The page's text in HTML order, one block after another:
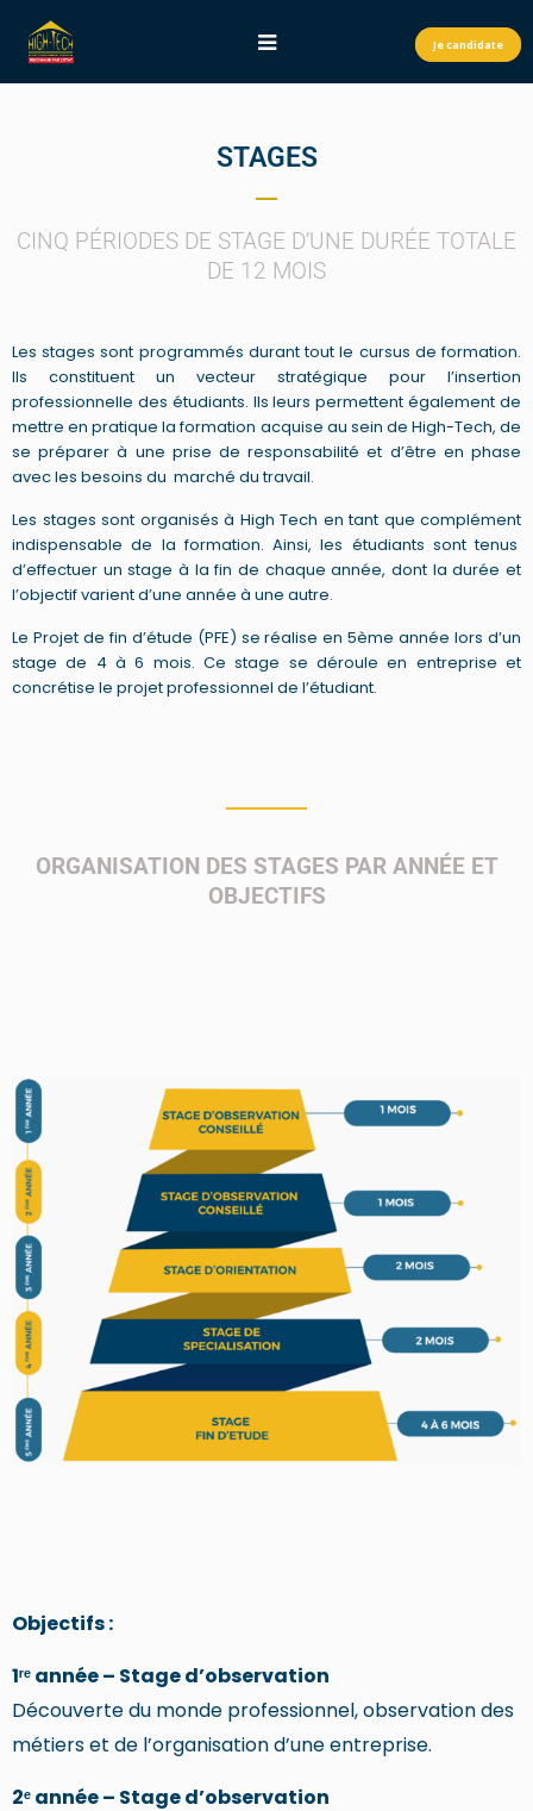
Je candidate
STAGES
CINQ PÉRIODES DE STAGE D’UNE DURÉE TOTALE
DE 12 MOIS
Les stages sont programmés durant tout le cursus de formation.
Ils constituent un vecteur stratégique pour l’insertion
professionnelle des étudiants. Ils leurs permettent également de
mettre en pratique la formation acquise au sein de High-Tech, de
se préparer à une prise de responsabilité et d’être en phase
avec les besoins du marché du travail.
Les stages sont organisés à High Tech en tant que complément
indispensable de la formation. Ainsi, les étudiants sont tenus
d’effectuer un stage à la fin de chaque année, dont la durée et
l’objectif varient d’une année à une autre.
Le Projet de fin d’étude (PFE) se réalise en 5ème année lors d’un
stage de 4 à 6 mois. Ce stage se déroule en entreprise et
concrétise le projet professionnel de l’étudiant.
ORGANISATION DES STAGES PAR ANNÉE ET
OBJECTIFS
Objectifs :
1ʳᵉ année – Stage d’observation
Découverte du monde professionnel, observation des
métiers et de l’organisation d’une entreprise.
2ᵉ année – Stage d’observation